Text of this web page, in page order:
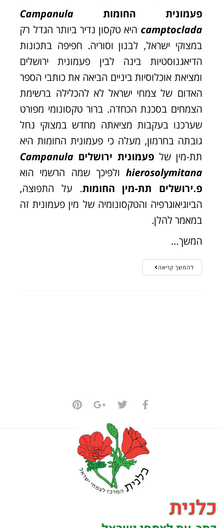
פעמונית החומות
Campanula
camptoclada היא טקסון נדיר ביותר הגדל רק
במצוקי ישראל, לבנון וסוריה. חפיפה בתכונות
הדיאגנוסטיות בינה לבין פעמונית ירושלים
ומציאת אוכלוסיות ביניים הביאה את כותבי הספר
האדום של צמחי ישראל לא להכלילה ברשימת
הצמחים בסכנת הכחדה. ברור טקסונומי מפורט
שערכנו בעקבות מציאתה מחדש במצוקי נחל
גובתה בחרמון, מעלה כי פעמונית החומות היא
תת-מין של פעמונית ירושלים Campanula
hierosolymitana ולפיכך שמה הרשמי הוא
פ.ירושלים תת-מין החומות. על התפוצה,
הביוגיאוגרפיה והטקסונומיה של מין פעמונית זה
במאמר להלן.
המשך…
להמשך קריאה
כלנית